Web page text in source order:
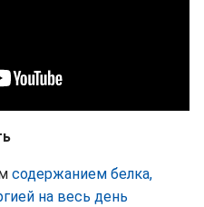
содержанием белка,
на весь день